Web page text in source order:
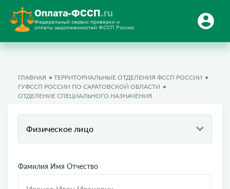
Оплата-ФССП.ru
Федеральный сервис проверки и
оплаты задолженностей ФССП России
ГЛАВНАЯ
ТЕРРИТОРИАЛЬНЫЕ ОТДЕЛЕНИЯ ФССП РОССИИ
ГУФССП РОССИИ ПО САРАТОВСКОЙ ОБЛАСТИ
ОТДЕЛЕНИЕ СПЕЦИАЛЬНОГО НАЗНАЧЕНИЯ
Физическое лицо
Фамилия Имя Отчество